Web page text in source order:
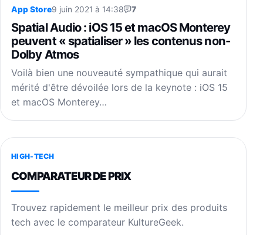
App Store9 juin 2021 à 14:38 7
Spatial Audio : iOS 15 et macOS Monterey
peuvent « spatialiser » les contenus non-
Dolby Atmos
Voilà bien une nouveauté sympathique qui aurait
mérité d'être dévoilée lors de la keynote : iOS 15
et macOS Monterey…
HIGH-TECH
COMPARATEUR DE PRIX
Trouvez rapidement le meilleur prix des produits
tech avec le comparateur KultureGeek.